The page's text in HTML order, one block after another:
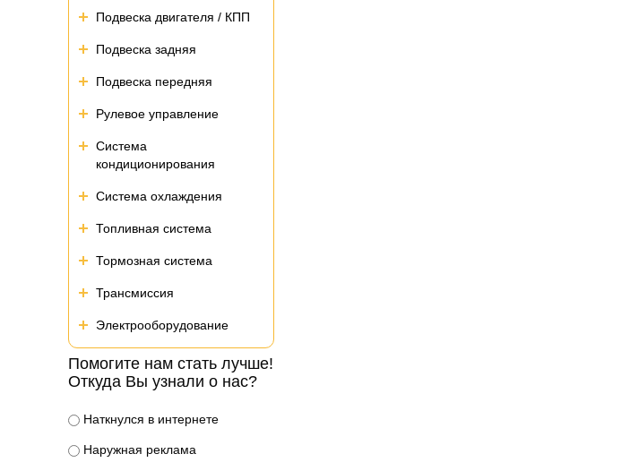
Подвеска двигателя / КПП
Подвеска задняя
Подвеска передняя
Рулевое управление
Система
кондиционирования
Система охлаждения
Топливная система
Тормозная система
Трансмиссия
Электрооборудование
Помогите нам стать лучше!
Откуда Вы узнали о нас?
Наткнулся в интернете
Наружная реклама